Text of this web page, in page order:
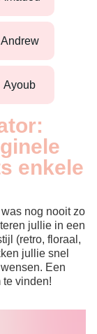
andrew
ayoub
enkele
nog nooit zo
jullie in een
(retro, floraal,
jullie snel
Een
te vinden!